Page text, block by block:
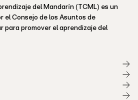
del Mandarín (TCML) es un
Consejo de los Asuntos de
para promover el aprendizaje del